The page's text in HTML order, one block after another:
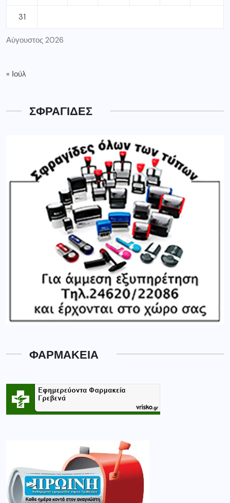
Αύγουστος 2026
31
« Ιούλ
ΣΦΡΑΓΙΔΕΣ
ΦΑΡΜΑΚΕΙΑ